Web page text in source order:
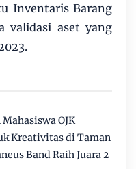
Inventaris Barang
validasi aset yang
OJK
Kreativitas di Taman
Band Raih Juara 2